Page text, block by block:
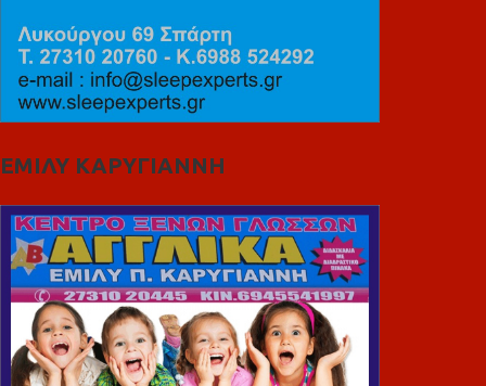
ΕΜΙΛΥ ΚΑΡΥΓΙΑΝΝΗ